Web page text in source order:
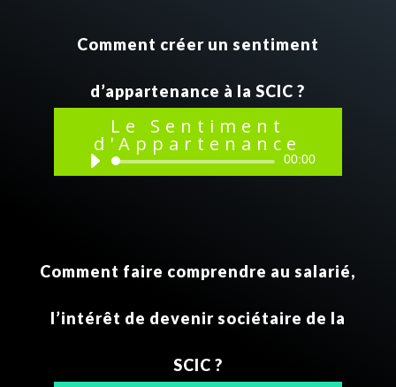
Comment créer un sentiment
d’appartenance à la SCIC ?
Le Sentiment
d'Appartenance
Lecteur 00:00
Comment faire comprendre au salarié,
l’intérêt de devenir sociétaire de la
SCIC ?